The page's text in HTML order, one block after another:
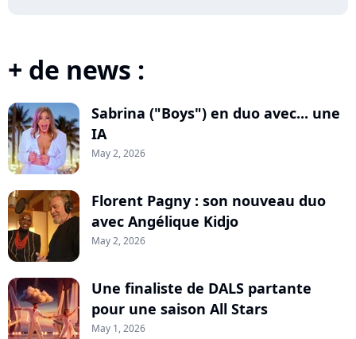
+ de news :
Sabrina ("Boys") en duo avec... une
IA
May 2, 2026
Florent Pagny : son nouveau duo
avec Angélique Kidjo
May 2, 2026
Une finaliste de DALS partante
pour une saison All Stars
May 1, 2026